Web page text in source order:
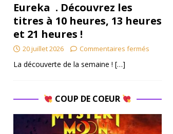
Eureka . Découvrez les
titres à 10 heures, 13 heures
et 21 heures !
20 juillet 2026 Commentaires fermés
La découverte de la semaine ! […]
COUP DE COEUR